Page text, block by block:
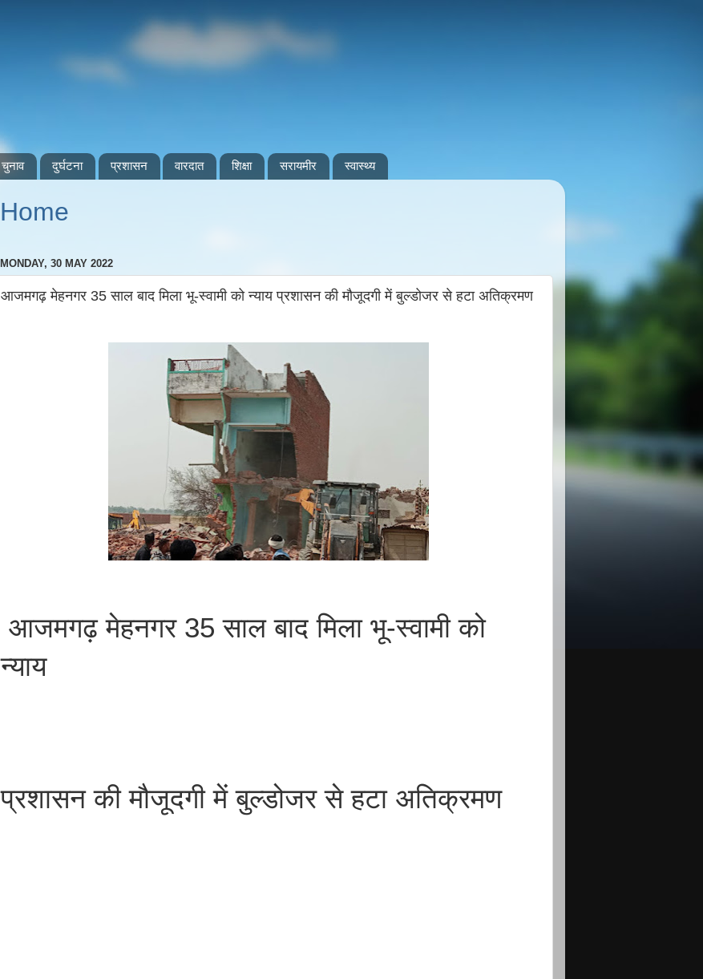
चुनाव दुर्घटना प्रशासन वारदात शिक्षा सरायमीर स्वास्थ्य
Home
MONDAY, 30 MAY 2022
आजमगढ़ मेहनगर 35 साल बाद मिला भू-स्वामी को न्याय प्रशासन की मौजूदगी में बुल्डोजर से हटा अतिक्रमण
आजमगढ़ मेहनगर 35 साल बाद मिला भू-स्वामी को
न्याय
प्रशासन की मौजूदगी में बुल्डोजर से हटा अतिक्रमण